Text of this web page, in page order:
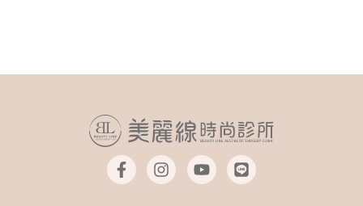
F
a
c
I
n
s
Y
o
u
L
i
n